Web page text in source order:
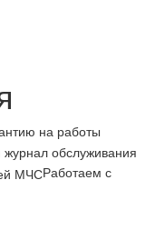
на работы
обслуживания
Работаем с